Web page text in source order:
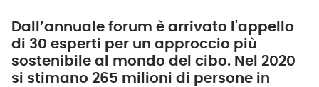
Dall’annuale forum è arrivato l'appello
di 30 esperti per un approccio più
sostenibile al mondo del cibo. Nel 2020
si stimano 265 milioni di persone in